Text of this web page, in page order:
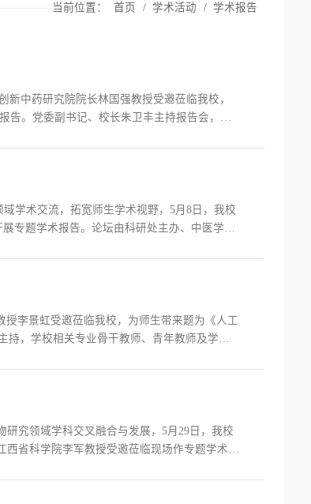
当前位置： 首页 / 学术活动 / 学术报告
中药研究院院长林国强教授受邀莅临我校，
告。党委副书记、校长朱卫丰主持报告会，学
学术交流，拓宽师生学术视野，5月8日，我校
专题学术报告。论坛由科研处主办、中医学院
李景虹受邀莅临我校，为师生带来题为《人工
持，学校相关专业骨干教师、青年教师及学生
究领域学科交叉融合与发展，5月29日，我校
西省科学院李军教授受邀莅临现场作专题学术报